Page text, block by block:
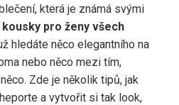
která je známá svými
pro ženy všech
hledáte něco elegantního na
nebo něco mezi tím,
Zde je několik tipů, jak
a vytvořit si tak look,